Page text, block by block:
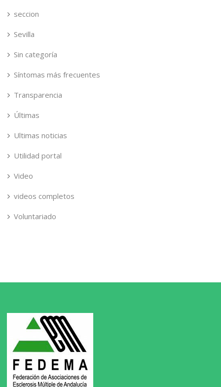
seccion
Sevilla
Sin categoría
Síntomas más frecuentes
Transparencia
Últimas
Ultimas noticias
Utilidad portal
Video
videos completos
Voluntariado